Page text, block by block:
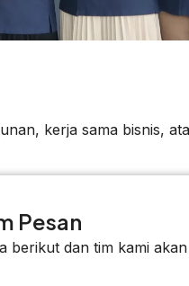
kerja sama bisnis,
Pesan
berikut dan tim kami